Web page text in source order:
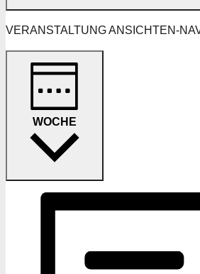
VERANSTALTUNG ANSICHTEN-
WOCHE